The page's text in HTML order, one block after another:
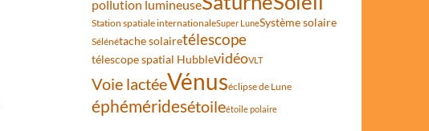
pollution lumineuse
Station spatiale internationaleSuper LuneSystème solaire
Sélénétache solairetélescope
télescope spatial HubblevidéoVLT
Voie lactéeVénuséclipse de Lune
éphéméridesétoileétoile polaire